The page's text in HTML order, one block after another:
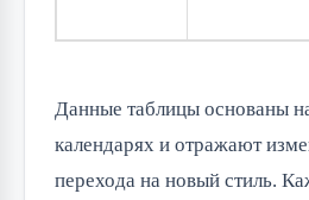
Данные таблицы основаны
календарях и отражают
перехода на новый стиль.